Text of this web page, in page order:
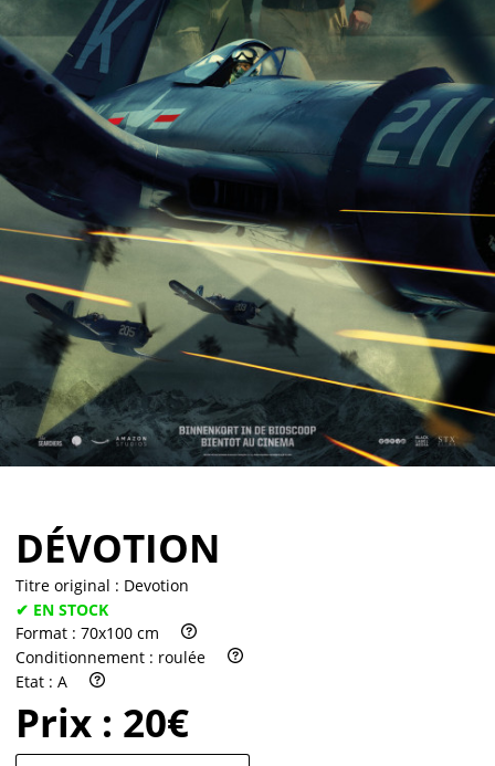
Vendre
DÉVOTION
Titre original : Devotion
✔ EN STOCK
Format : 70x100 cm
Conditionnement : roulée
Etat : A
Prix : 20€